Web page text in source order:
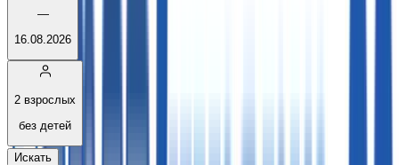
—
16.08.2026
2 взрослых
без детей
Искать